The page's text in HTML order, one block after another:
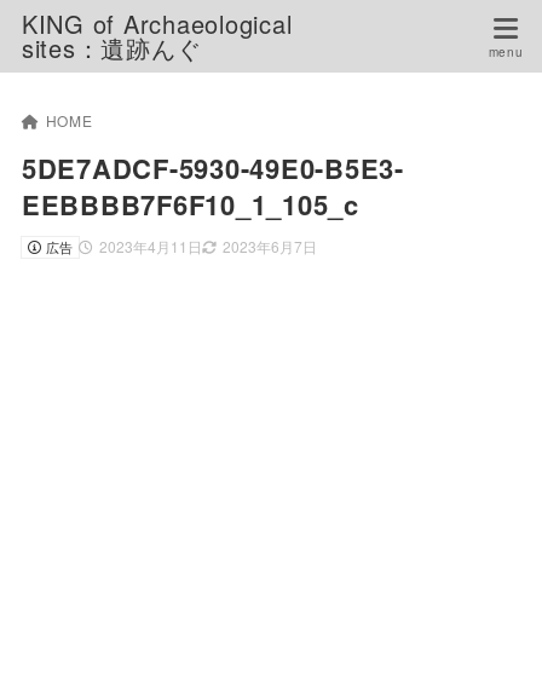
KING of Archaeological
sites：遺跡んぐ
HOME
5DE7ADCF-5930-49E0-B5E3-
EEBBBB7F6F10_1_105_c
広告 2023年4月11日 2023年6月7日